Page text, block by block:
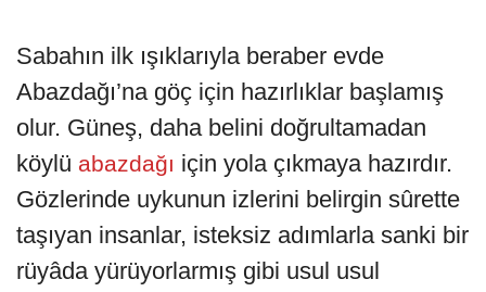
Sabahın ilk ışıklarıyla beraber evde
Abazdağı’na göç için hazırlıklar başlamış
olur. Güneş, daha belini doğrultamadan
köylü abazdağı için yola çıkmaya hazırdır.
Gözlerinde uykunun izlerini belirgin sûrette
taşıyan insanlar, isteksiz adımlarla sanki bir
rüyâda yürüyorlarmış gibi usul usul